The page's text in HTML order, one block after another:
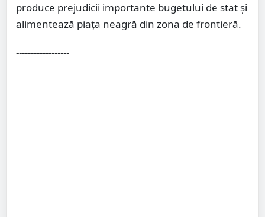
produce prejudicii importante bugetului de stat și
alimentează piața neagră din zona de frontieră.
------------------